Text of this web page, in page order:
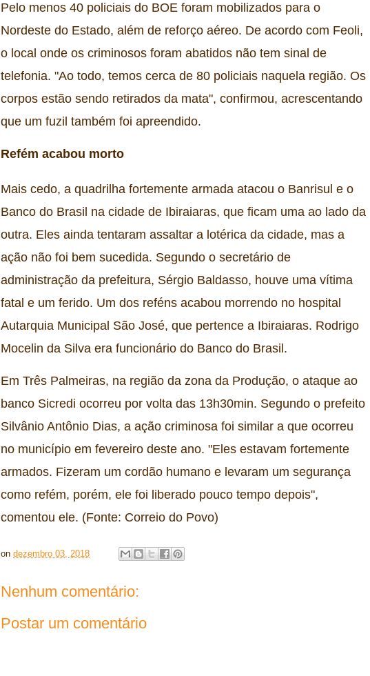
Pelo menos 40 policiais do BOE foram mobilizados para o
Nordeste do Estado, além de reforço aéreo. De acordo com Feoli,
o local onde os criminosos foram abatidos não tem sinal de
telefonia. "Ao todo, temos cerca de 80 policiais naquela região. Os
corpos estão sendo retirados da mata", confirmou, acrescentando
que um fuzil também foi apreendido.
Refém acabou morto
Mais cedo, a quadrilha fortemente armada atacou o Banrisul e o
Banco do Brasil na cidade de Ibiraiaras, que ficam uma ao lado da
outra. Eles ainda tentaram assaltar a lotérica da cidade, mas a
ação não foi bem sucedida. Segundo o secretário de
administração da prefeitura, Sérgio Baldasso, houve uma vítima
fatal e um ferido. Um dos reféns acabou morrendo no hospital
Autarquia Municipal São José, que pertence a Ibiraiaras. Rodrigo
Mocelin da Silva era funcionário do Banco do Brasil.
Em Três Palmeiras, na região da zona da Produção, o ataque ao
banco Sicredi ocorreu por volta das 13h30min. Segundo o prefeito
Silvânio Antônio Dias, a ação criminosa foi similar a que ocorreu
no município em fevereiro deste ano. "Eles estavam fortemente
armados. Fizeram um cordão humano e levaram um segurança
como refém, porém, ele foi liberado pouco tempo depois",
comentou ele. (Fonte: Correio do Povo)
on dezembro 03, 2018
Nenhum comentário:
Postar um comentário